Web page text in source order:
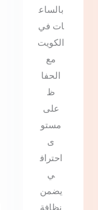
بالساع
ات في
الكويت
مع
الحفا
ظ
على
مستو
ى
احتراف
ي
يضمن
نظافة